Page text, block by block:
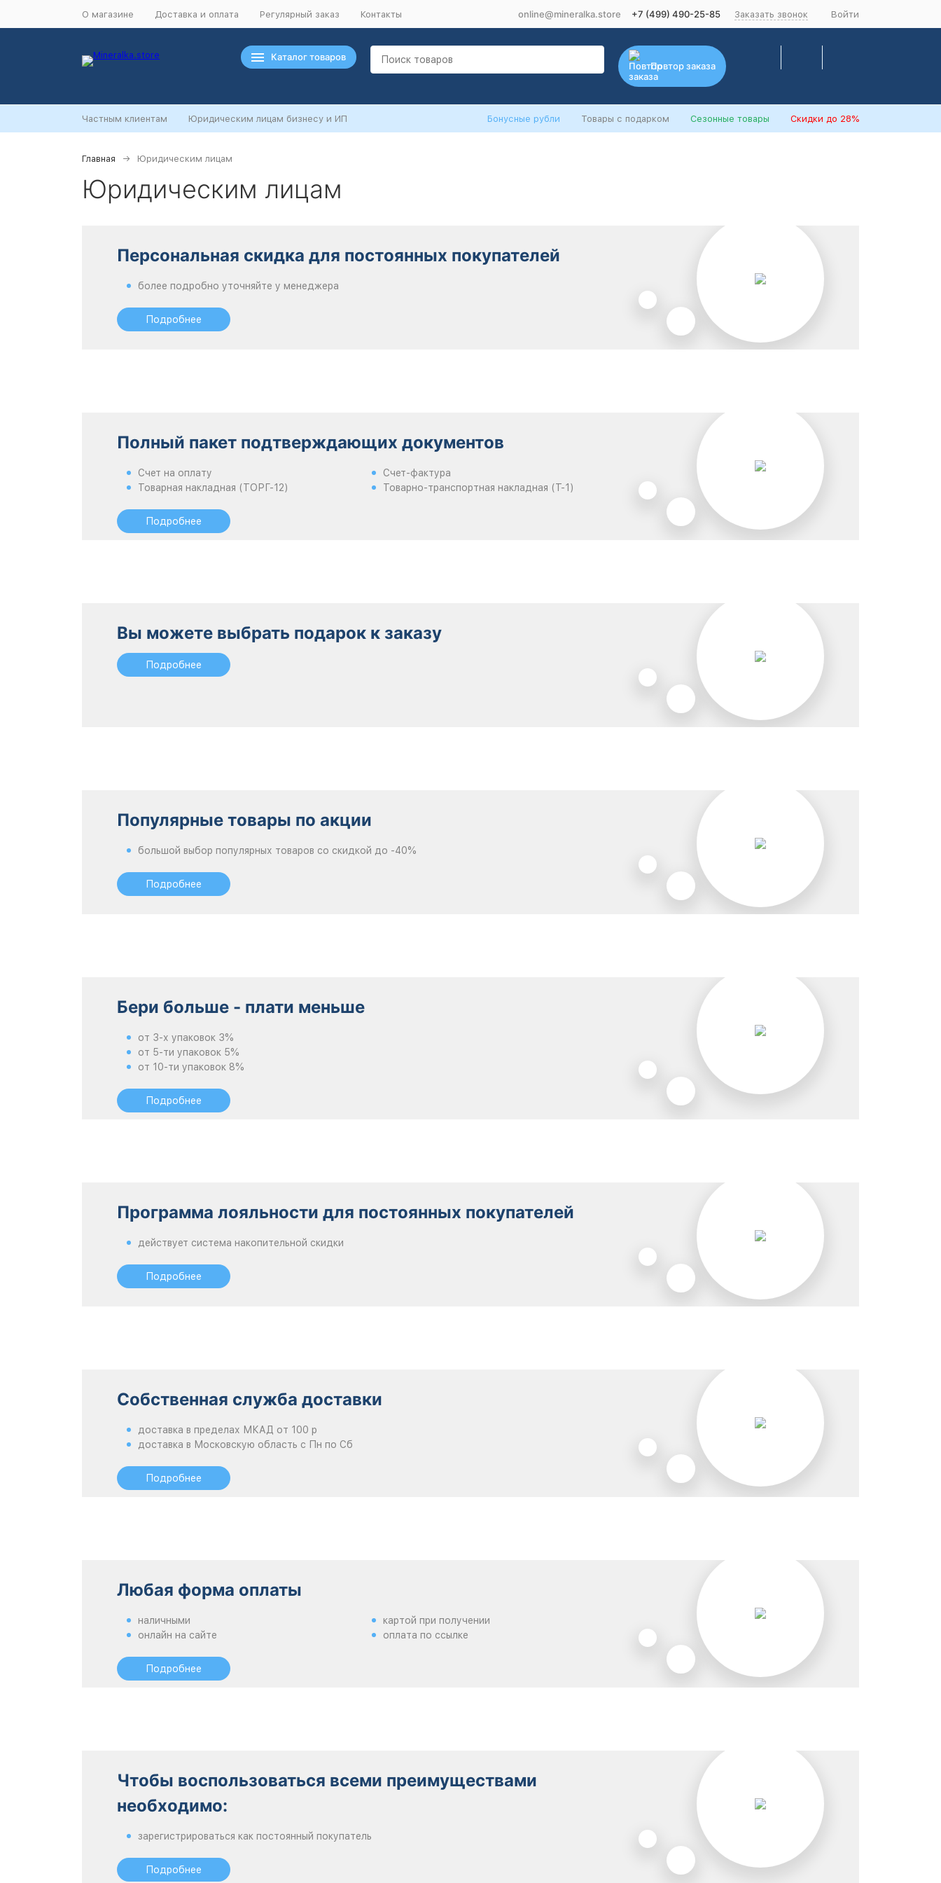
О магазине Доставка и оплата Регулярный заказ Контакты online@mineralka.store +7 (499) 490-25-85 Заказать звонок Войти
Каталог товаров
Повтор заказа
Частным клиентам Юридическим лицам бизнесу и ИП Бонусные рубли Товары с подарком Сезонные товары Скидки до 28%
Главная Юридическим лицам
Юридическим лицам
Персональная скидка для постоянных покупателей
более подробно уточняйте у менеджера
Подробнее
Полный пакет подтверждающих документов
Счет на оплату
Счет-фактура
Товарная накладная (ТОРГ-12)
Товарно-транспортная накладная (Т-1)
Подробнее
Вы можете выбрать подарок к заказу
Подробнее
Популярные товары по акции
большой выбор популярных товаров со скидкой до -40%
Подробнее
Бери больше - плати меньше
от 3-х упаковок 3%
от 5-ти упаковок 5%
от 10-ти упаковок 8%
Подробнее
Программа лояльности для постоянных покупателей
действует система накопительной скидки
Подробнее
Собственная служба доставки
доставка в пределах МКАД от 100 р
доставка в Московскую область с Пн по Сб
Подробнее
Любая форма оплаты
наличными
картой при получении
онлайн на сайте
оплата по ссылке
Подробнее
Чтобы воспользоваться всеми преимуществами
необходимо:
зарегистрироваться как постоянный покупатель
Подробнее